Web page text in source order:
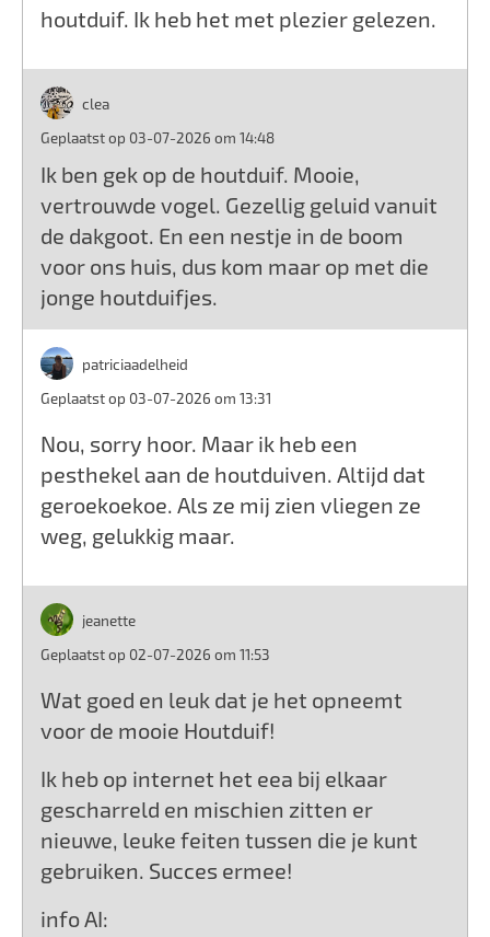
houtduif. Ik heb het met plezier gelezen.
clea
Geplaatst op 03-07-2026 om 14:48
Ik ben gek op de houtduif. Mooie,
vertrouwde vogel. Gezellig geluid vanuit
de dakgoot. En een nestje in de boom
voor ons huis, dus kom maar op met die
jonge houtduifjes.
patriciaadelheid
Geplaatst op 03-07-2026 om 13:31
Nou, sorry hoor. Maar ik heb een
pesthekel aan de houtduiven. Altijd dat
geroekoekoe. Als ze mij zien vliegen ze
weg, gelukkig maar.
jeanette
Geplaatst op 02-07-2026 om 11:53
Wat goed en leuk dat je het opneemt
voor de mooie Houtduif!
Ik heb op internet het eea bij elkaar
gescharreld en mischien zitten er
nieuwe, leuke feiten tussen die je kunt
gebruiken. Succes ermee!
info AI: